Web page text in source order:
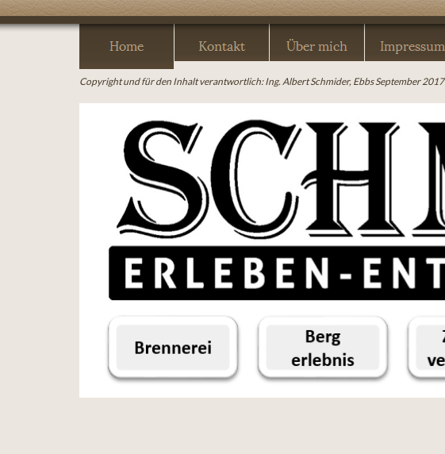
Copyright und für den Inhalt verantwortlich: Ing. Albert Schmider, Ebbs September 2017